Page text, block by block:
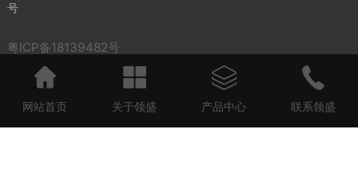
号
粤ICP备18139482号
网站首页 关于领盛 产品中心 联系领盛